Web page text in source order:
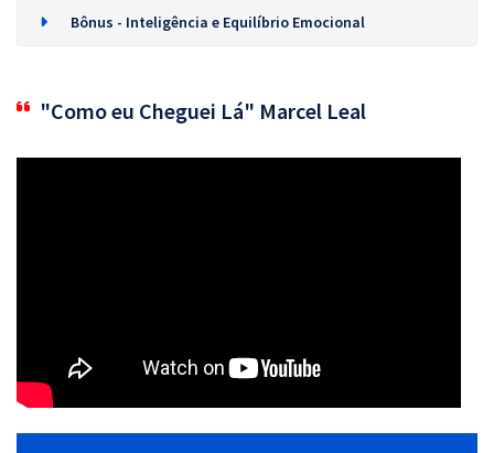
Bônus - Inteligência e Equilíbrio Emocional
"Como eu Cheguei Lá" Marcel Leal